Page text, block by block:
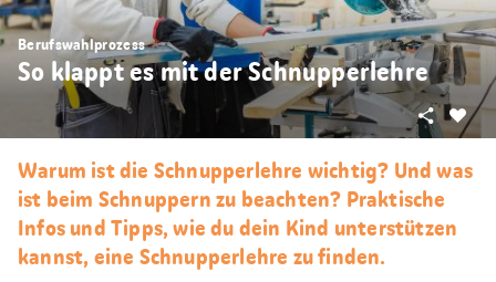
Berufswahlprozess
So klappt es mit der Schnupperlehre
Als
Teilen
Warum ist die Schnupperlehre wichtig? Und was
ist beim Schnuppern zu beachten? Praktische
Infos und Tipps, wie du dein Kind unterstützen
kannst, eine Schnupperlehre zu finden.